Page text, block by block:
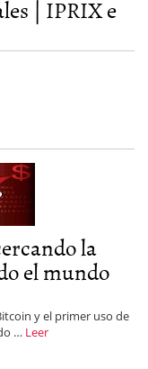
| IPRIX e
la
el mundo
y el primer uso de
… Leer